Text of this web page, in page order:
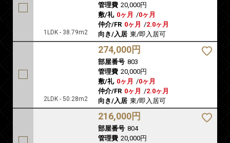
1LDK - 38.79m2
管理費 20,000円
敷/礼 0ヶ月 /0ヶ月
仲介/FR 0ヶ月 /2.0ヶ月
向き/入居 東/即入居可
2LDK - 50.28m2
274,000円
部屋番号 803
管理費 20,000円
敷/礼 0ヶ月 /0ヶ月
仲介/FR 0ヶ月 /2.0ヶ月
向き/入居 東/即入居可
216,000円
部屋番号 804
管理費 20,000円